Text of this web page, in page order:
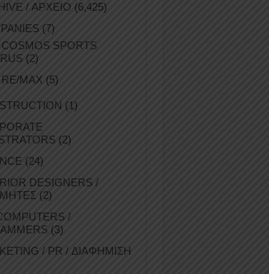
/ ΑΡΧΕΙΟ (6,425)
(7)
COSMOS SPORTS
(2)
MAX (5)
(1)
(2)
(24)
DESIGNERS /
(2)
/
(3)
/ PR / ΔΙΑΦΗΜΙΣΗ